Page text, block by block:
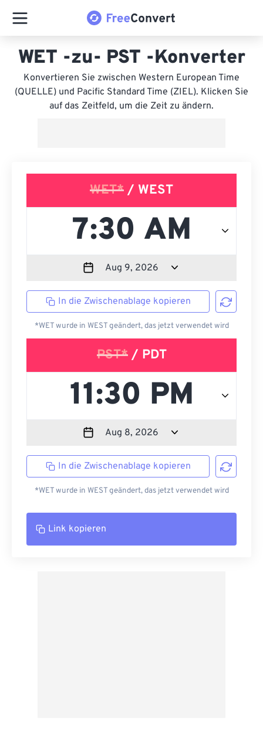
WET -zu- PST -Konverter
Konvertieren Sie zwischen Western European Time
(QUELLE) und Pacific Standard Time (ZIEL). Klicken Sie
auf das Zeitfeld, um die Zeit zu ändern.
WET* / WEST
In die Zwischenablage kopieren
*WET wurde in WEST geändert, das jetzt verwendet wird
PST*/ PDT
In die Zwischenablage kopieren
*WET wurde in WEST geändert, das jetzt verwendet wird
Link kopieren